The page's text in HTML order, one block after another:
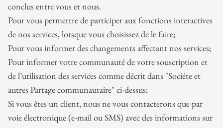
conclus entre vous et nous.
Pour vous permettre de participer aux fonctions interactives
de nos services, lorsque vous choisissez de le faire;
Pour vous informer des changements affectant nos services;
Pour informer votre communauté de votre souscription et
de l’utilisation des services comme décrit dans "Sociéte et
autres Partage communautaire" ci-dessus;
Si vous êtes un client, nous ne vous contacterons que par
voie électronique (e-mail ou SMS) avec des informations sur